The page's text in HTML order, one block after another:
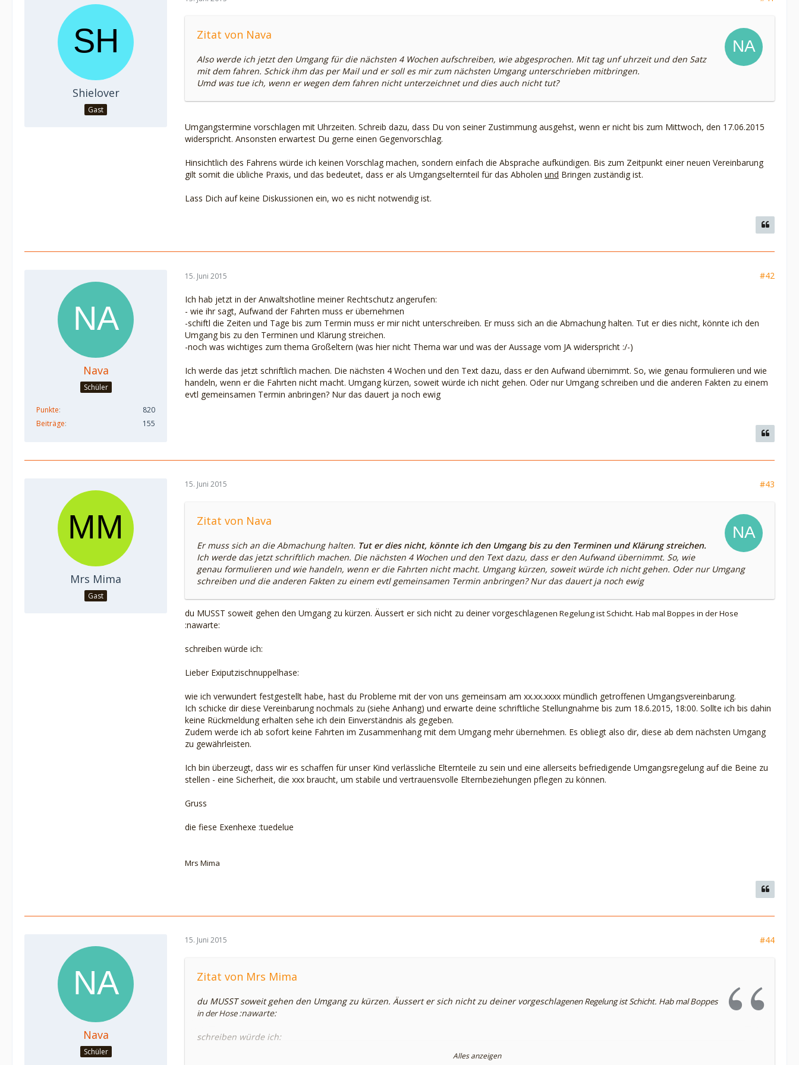
Shielover
Gast
Zitat von Nava
Also werde ich jetzt den Umgang für die nächsten 4 Wochen aufschreiben, wie abgesprochen. Mit tag unf uhrzeit und den Satz
mit dem fahren. Schick ihm das per Mail und er soll es mir zum nächsten Umgang unterschrieben mitbringen.
Umd was tue ich, wenn er wegen dem fahren nicht unterzeichnet und dies auch nicht tut?
Umgangstermine vorschlagen mit Uhrzeiten. Schreib dazu, dass Du von seiner Zustimmung ausgehst, wenn er nicht bis zum Mittwoch, den 17.06.2015
widerspricht. Ansonsten erwartest Du gerne einen Gegenvorschlag.
Hinsichtlich des Fahrens würde ich keinen Vorschlag machen, sondern einfach die Absprache aufkündigen. Bis zum Zeitpunkt einer neuen Vereinbarung
gilt somit die übliche Praxis, und das bedeutet, dass er als Umgangselternteil für das Abholen und Bringen zuständig ist.
Lass Dich auf keine Diskussionen ein, wo es nicht notwendig ist.
Nava
Schüler
Punkte
820
Beiträge
155
15. Juni 2015 #42
Ich hab jetzt in der Anwaltshotline meiner Rechtschutz angerufen:
- wie ihr sagt, Aufwand der Fahrten muss er übernehmen
-schiftl die Zeiten und Tage bis zum Termin muss er mir nicht unterschreiben. Er muss sich an die Abmachung halten. Tut er dies nicht, könnte ich den
Umgang bis zu den Terminen und Klärung streichen.
-noch was wichtiges zum thema Großeltern (was hier nicht Thema war und was der Aussage vom JA widerspricht :/-)
Ich werde das jetzt schriftlich machen. Die nächsten 4 Wochen und den Text dazu, dass er den Aufwand übernimmt. So, wie genau formulieren und wie
handeln, wenn er die Fahrten nicht macht. Umgang kürzen, soweit würde ich nicht gehen. Oder nur Umgang schreiben und die anderen Fakten zu einem
evtl gemeinsamen Termin anbringen? Nur das dauert ja noch ewig
Mrs Mima
Gast
15. Juni 2015 #43
Zitat von Nava
Er muss sich an die Abmachung halten. Tut er dies nicht, könnte ich den Umgang bis zu den Terminen und Klärung streichen.
Ich werde das jetzt schriftlich machen. Die nächsten 4 Wochen und den Text dazu, dass er den Aufwand übernimmt. So, wie
genau formulieren und wie handeln, wenn er die Fahrten nicht macht. Umgang kürzen, soweit würde ich nicht gehen. Oder nur Umgang
schreiben und die anderen Fakten zu einem evtl gemeinsamen Termin anbringen? Nur das dauert ja noch ewig
du MUSST soweit gehen den Umgang zu kürzen. Äussert er sich nicht zu deiner vorgeschlagenen Regelung ist Schicht. Hab mal Boppes in der Hose
:nawarte:
schreiben würde ich:
Lieber Exiputzischnuppelhase:
wie ich verwundert festgestellt habe, hast du Probleme mit der von uns gemeinsam am xx.xx.xxxx mündlich getroffenen Umgangsvereinbarung.
Ich schicke dir diese Vereinbarung nochmals zu (siehe Anhang) und erwarte deine schriftliche Stellungnahme bis zum 18.6.2015, 18:00. Sollte ich bis dahin
keine Rückmeldung erhalten sehe ich dein Einverständnis als gegeben.
Zudem werde ich ab sofort keine Fahrten im Zusammenhang mit dem Umgang mehr übernehmen. Es obliegt also dir, diese ab dem nächsten Umgang
zu gewährleisten.
Ich bin überzeugt, dass wir es schaffen für unser Kind verlässliche Elternteile zu sein und eine allerseits befriedigende Umgangsregelung auf die Beine zu
stellen - eine Sicherheit, die xxx braucht, um stabile und vertrauensvolle Elternbeziehungen pflegen zu können.
Gruss
die fiese Exenhexe :tuedelue
Mrs Mima
Nava
Schüler
15. Juni 2015 #44
Zitat von Mrs Mima
du MUSST soweit gehen den Umgang zu kürzen. Äussert er sich nicht zu deiner vorgeschlagenen Regelung ist Schicht. Hab mal Boppes
in der Hose:nawarte:
schreiben würde ich:
Alles anzeigen